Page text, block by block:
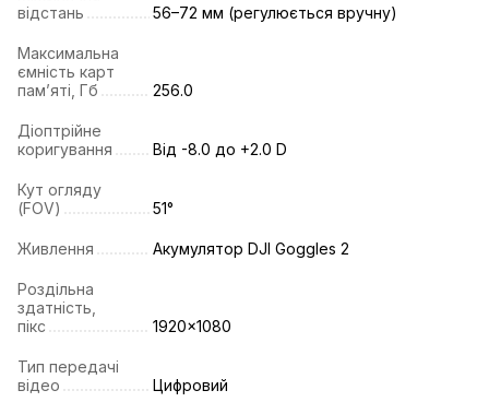
відстань
56–72 мм (регулюється вручну)
Максимальна
ємність карт
пам’яті, Гб
256.0
Діоптрійне
коригування
Від -8.0 до +2.0 D
Кут огляду
(FOV)
51°
Живлення Акумулятор DJI Goggles 2
Роздільна
здатність,
пікс
1920x1080
Тип передачі
відео
Цифровий